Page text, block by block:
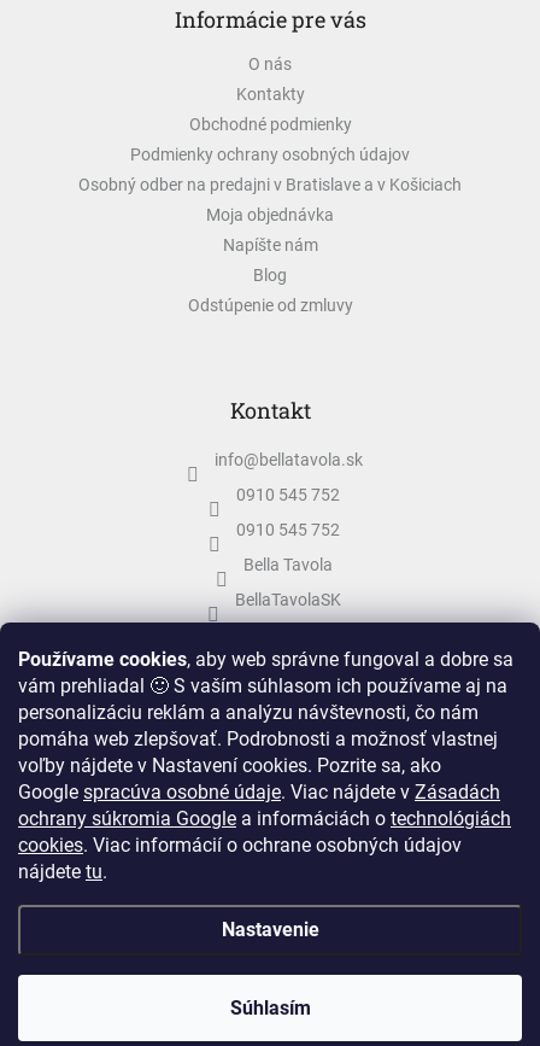
Používame cookies, aby web správne fungoval a dobre sa
vám prehliadal 🙂 S vaším súhlasom ich používame aj na
personalizáciu reklám a analýzu návštevnosti, čo nám
pomáha web zlepšovať. Podrobnosti a možnosť vlastnej
voľby nájdete v Nastavení cookies. Pozrite sa, ako
Google spracúva osobné údaje. Viac nájdete v Zásadách
ochrany súkromia Google a informáciách o technológiách
cookies. Viac informácií o ochrane osobných údajov
nájdete tu.
Nastavenie
Súhlasím
Informácie pre vás
O nás
Kontakty
Obchodné podmienky
Podmienky ochrany osobných údajov
Osobný odber na predajni v Bratislave a v Košiciach
Moja objednávka
Napíšte nám
Blog
Odstúpenie od zmluvy
Kontakt
info@bellatavola.sk
0910 545 752
0910 545 752
Bella Tavola
BellaTavolaSK
Vytvoril Shoptet &
cookies